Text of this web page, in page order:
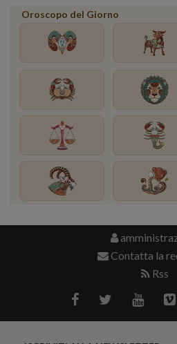
Oroscopo del Giorno
Contatta la
Rss